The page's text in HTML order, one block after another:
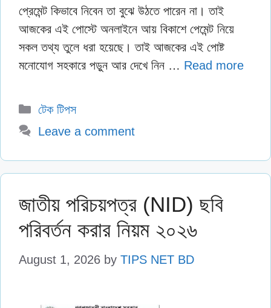
প্রেমেন্ট কিভাবে নিবেন তা বুঝে উঠতে পারেন না। তাই
আজকের এই পোস্টে অনলাইনে আয় বিকাশে পেমেন্ট নিয়ে
সকল তথ্য তুলে ধরা হয়েছে। তাই আজকের এই পোষ্ট
মনোযোগ সহকারে পড়ুন আর দেখে নিন … Read more
Categories
টেক টিপস
Leave a comment
জাতীয় পরিচয়পত্র (NID) ছবি
পরিবর্তন করার নিয়ম ২০২৬
August 1, 2026 by TIPS NET BD